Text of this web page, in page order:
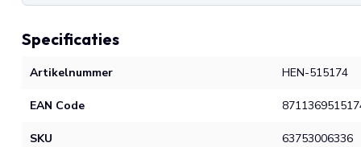
Specificaties
Artikelnummer HEN-515174
EAN Code
SKU 63753006336